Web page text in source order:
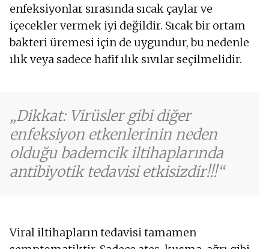
enfeksiyonlar sırasında sıcak çaylar ve
içecekler vermek iyi değildir. Sıcak bir ortam
bakteri üremesi için de uygundur, bu nedenle
ılık veya sadece hafif ılık sıvılar seçilmelidir.
Dikkat: Virüsler gibi diğer
enfeksiyon etkenlerinin neden
olduğu bademcik iltihaplarında
antibiyotik tedavisi etkisizdir!!!
Viral iltihapların tedavisi tamamen